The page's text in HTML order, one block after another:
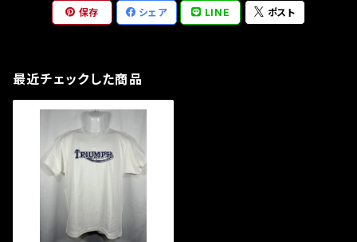
保存 シェア LINE ポスト
最近チェックした商品